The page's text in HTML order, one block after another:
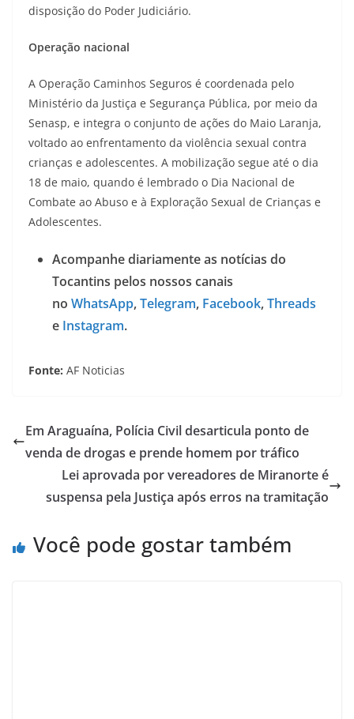
disposição do Poder Judiciário.
Operação nacional
A Operação Caminhos Seguros é coordenada pelo
Ministério da Justiça e Segurança Pública, por meio da
Senasp, e integra o conjunto de ações do Maio Laranja,
voltado ao enfrentamento da violência sexual contra
crianças e adolescentes. A mobilização segue até o dia
18 de maio, quando é lembrado o Dia Nacional de
Combate ao Abuso e à Exploração Sexual de Crianças e
Adolescentes.
Acompanhe diariamente as notícias do
Tocantins pelos nossos canais
no WhatsApp,Telegram, Facebook,Threads
e Instagram.
Fonte: AF Noticias
Em Araguaína, Polícia Civil desarticula ponto de
venda de drogas e prende homem por tráfico
Lei aprovada por vereadores de Miranorte é
suspensa pela Justiça após erros na tramitação
Você pode gostar também